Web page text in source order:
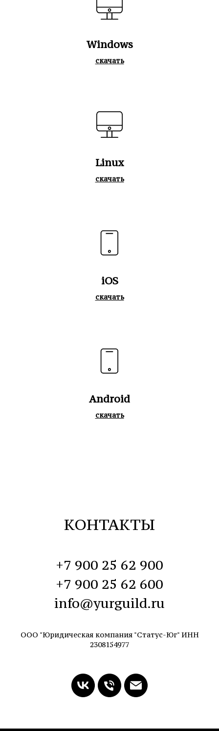
Windows
скачать
Linux
скачать
iOS
скачать
Android
скачать
КОНТАКТЫ
+7 900 25 62 900
+7 900 25 62 600
info@yurguild.ru
ООО "Юридическая компания "Статус-Юг" ИНН
2308154977